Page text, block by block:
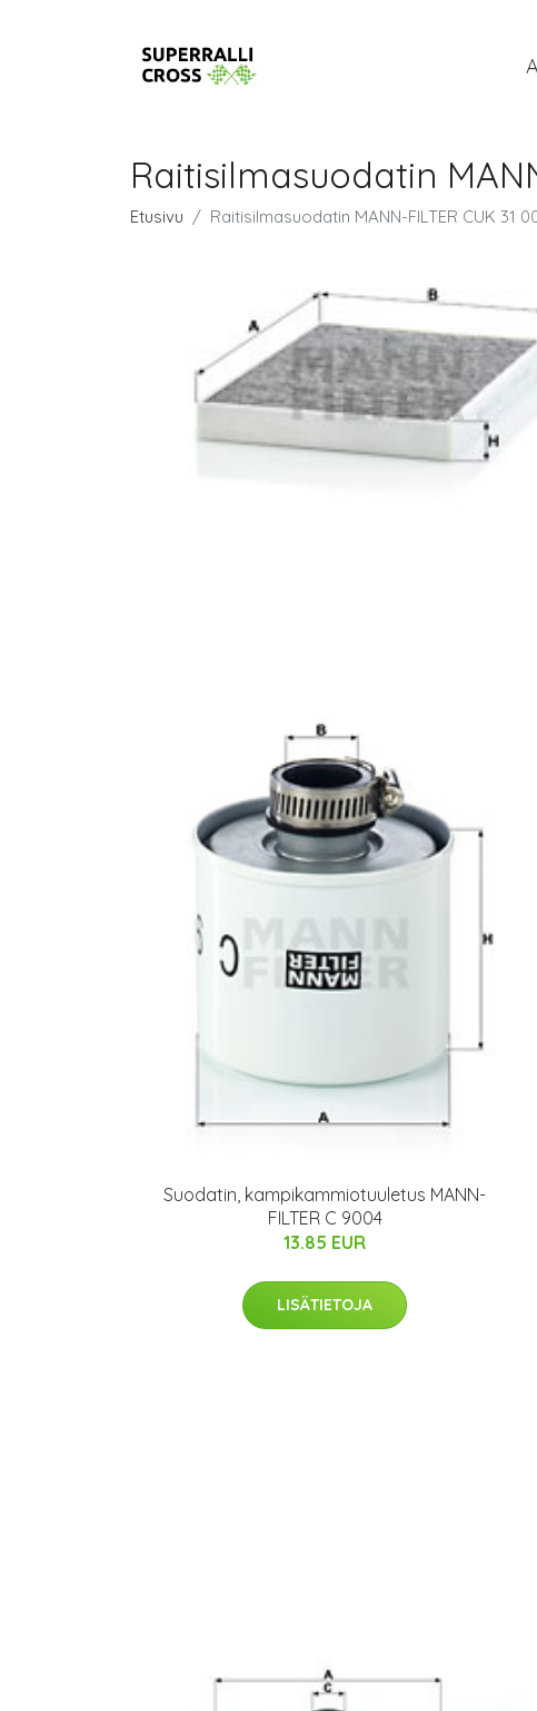
Raitisilmasuodatin
Etusivu Raitisilmasuodatin MANN-FILTER CUK 31
Suodatin, kampikammiotuuletus MANN-
FILTER C 9004
13.85 EUR
LISÄTIETOJA